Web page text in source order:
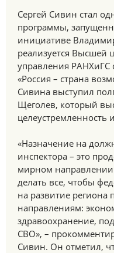
Сергей Сивин стал
программы,
инициативе
реализуется Высшей
управления РАНХиГС
«Россия – страна
Сивина выступил
Щеголев, который
целеустремленность
«Назначение на
инспектора – это
мирном
делать все, чтобы
на развитие
направлениям:
здравоохранение,
СВО», –
Сивин. Он отметил,